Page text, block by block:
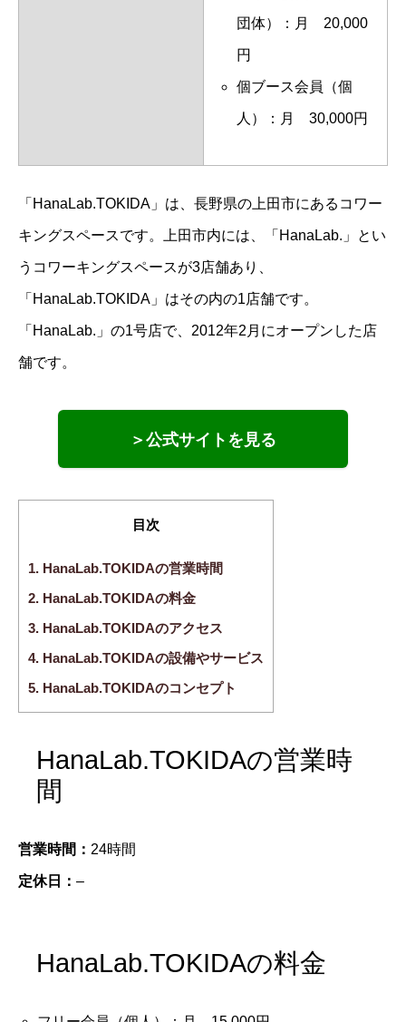
団体）：月 20,000
円
個ブース会員（個
人）：月 30,000円
「HanaLab.TOKIDA」は、長野県の上田市にあるコワー
キングスペースです。上田市内には、「HanaLab.」とい
うコワーキングスペースが3店舗あり、
「HanaLab.TOKIDA」はその内の1店舗です。
「HanaLab.」の1号店で、2012年2月にオープンした店
舗です。
＞公式サイトを見る
目次
1. HanaLab.TOKIDAの営業時間
2. HanaLab.TOKIDAの料金
3. HanaLab.TOKIDAのアクセス
4. HanaLab.TOKIDAの設備やサービス
5. HanaLab.TOKIDAのコンセプト
HanaLab.TOKIDAの営業時
間
営業時間： 24時間
定休日： –
HanaLab.TOKIDAの料金